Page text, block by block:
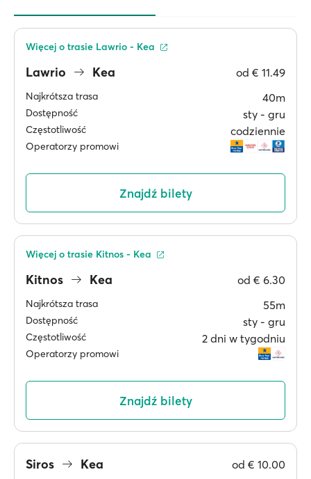
Lawrio Kea od € 11.49
Najkrótsza trasa 40m
Dostępność sty ‐ gru
Częstotliwość codziennie
Operatorzy promowi
Więcej o trasie Lawrio - Kea
Znajdź bilety
Kitnos Kea od € 6.30
Najkrótsza trasa 55m
Dostępność sty ‐ gru
Częstotliwość 2 dni w tygodniu
Operatorzy promowi
Więcej o trasie Kitnos - Kea
Znajdź bilety
Siros Kea od € 10.00